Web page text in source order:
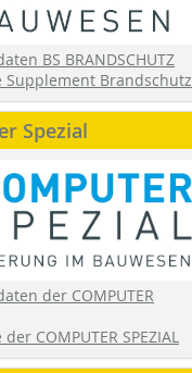
BS BRANDSCHUTZ
Supplement Brandschutz
Spezial
der COMPUTER
COMPUTER SPEZIAL